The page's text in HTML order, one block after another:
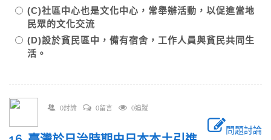
(C)社區中心也是文化中心，常舉辦活動，以促進當地
民眾的文化交流
(D)設於貧民區中，備有宿舍，工作人員與貧民共同生
活。
0討論 0留言 0追蹤
問題討論